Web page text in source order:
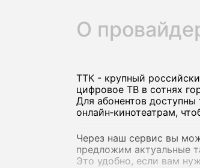
О
ТТК - крупный
цифровое ТВ в сотнях
Для абонентов
онлайн‑кинотеатрам,
Через наш сервис вы
предложим актуальные
Это удобно, если вам